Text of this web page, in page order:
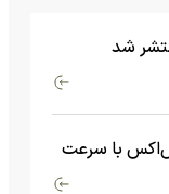
شد
اسپیس‌اکس با سرعت